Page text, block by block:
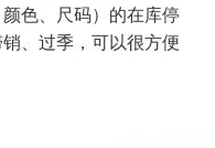
色、尺码）的在库停
、过季，可以很方便